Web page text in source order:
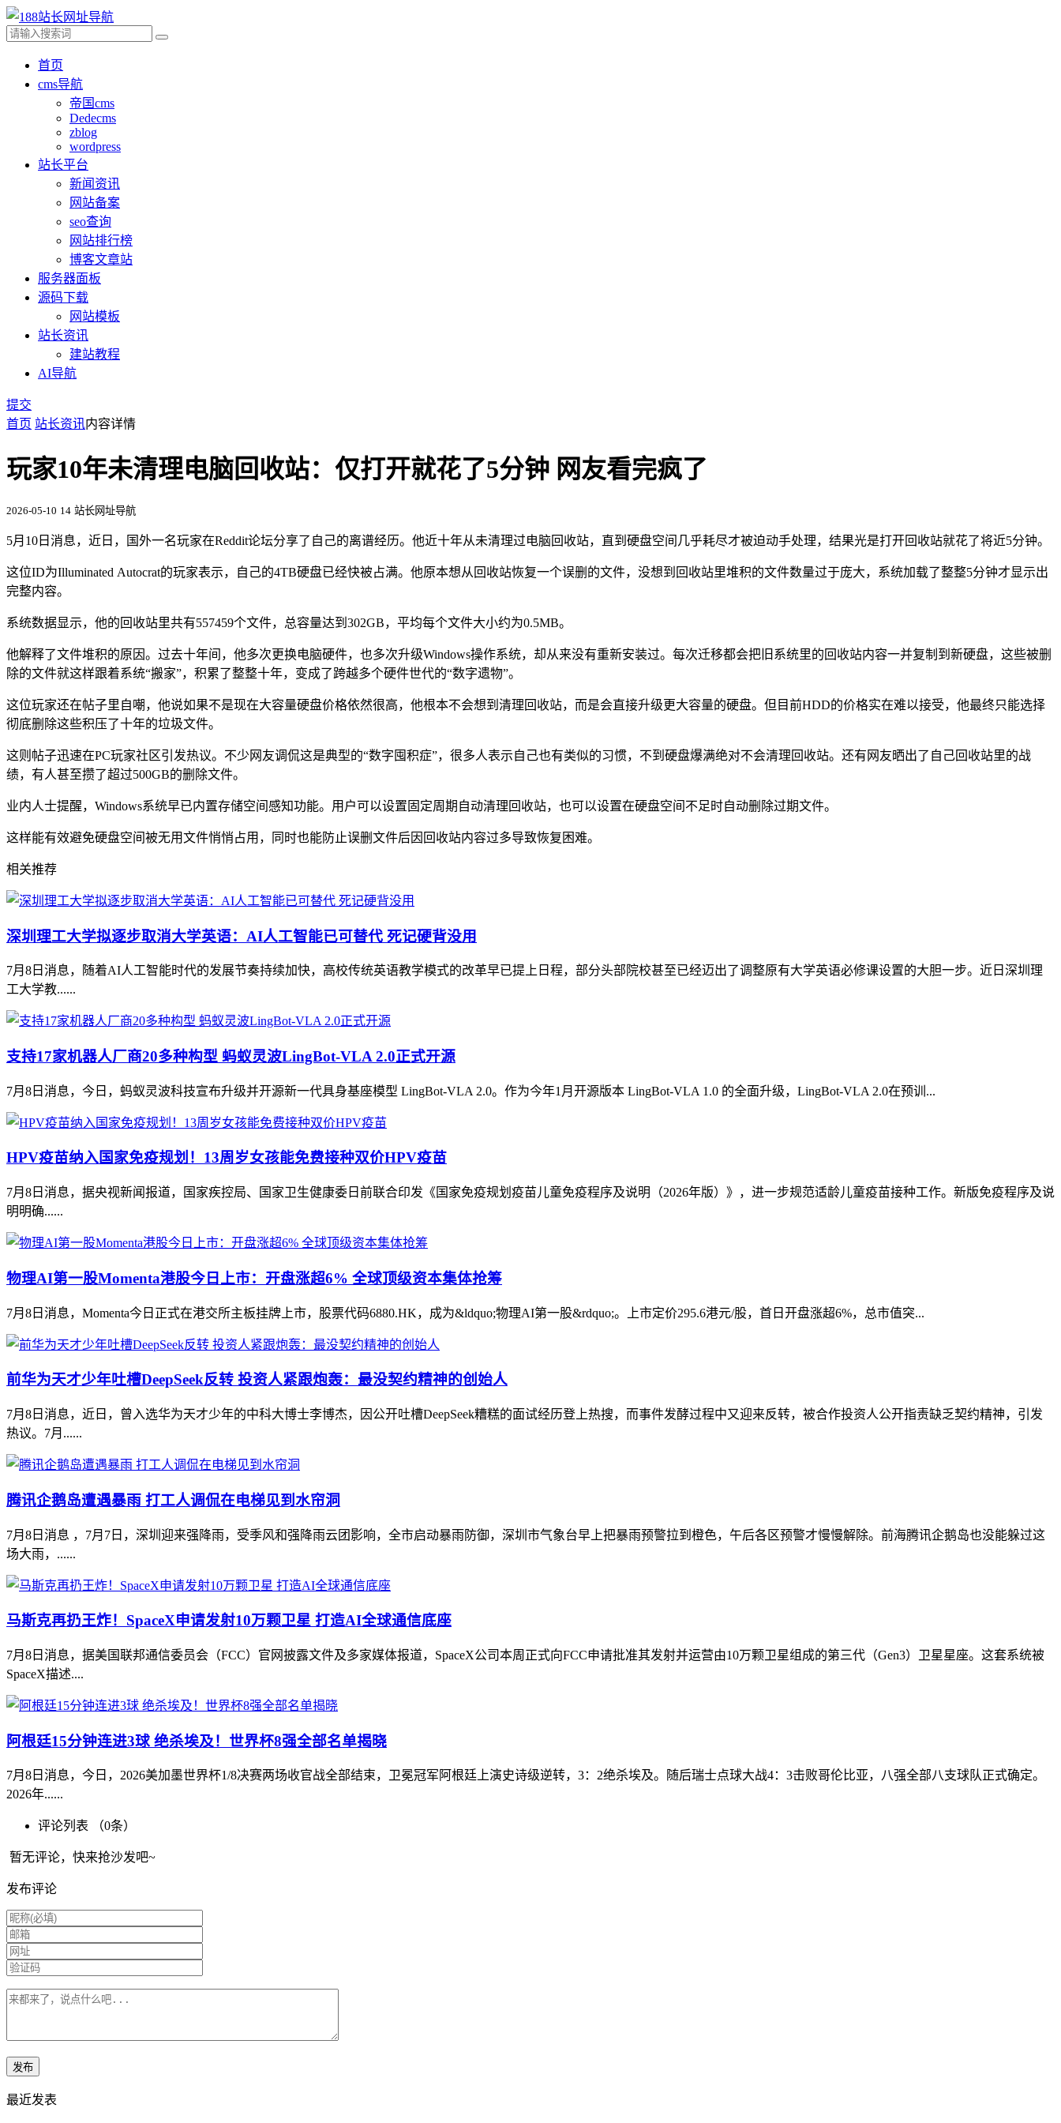
首页
cms导航
帝国cms
Dedecms
zblog
wordpress
站长平台
新闻资讯
网站备案
seo查询
网站排行榜
博客文章站
服务器面板
源码下载
网站模板
站长资讯
建站教程
AI导航
提交
首页 站长资讯内容详情
玩家10年未清理电脑回收站：仅打开就花了5分钟 网友看完疯了
2026-05-10 14 站长网址导航
5月10日消息，近日，国外一名玩家在Reddit论坛分享了自己的离谱经历。他近十年从未清理过电脑回收站，直到硬盘空间几乎耗尽才被迫动手处理，结果光是打开回收站就花了将近5分钟。
这位ID为Illuminated Autocrat的玩家表示，自己的4TB硬盘已经快被占满。他原本想从回收站恢复一个误删的文件，没想到回收站里堆积的文件数量过于庞大，系统加载了整整5分钟才显示出
完整内容。
系统数据显示，他的回收站里共有557459个文件，总容量达到302GB，平均每个文件大小约为0.5MB。
他解释了文件堆积的原因。过去十年间，他多次更换电脑硬件，也多次升级Windows操作系统，却从来没有重新安装过。每次迁移都会把旧系统里的回收站内容一并复制到新硬盘，这些被删
除的文件就这样跟着系统“搬家”，积累了整整十年，变成了跨越多个硬件世代的“数字遗物”。
这位玩家还在帖子里自嘲，他说如果不是现在大容量硬盘价格依然很高，他根本不会想到清理回收站，而是会直接升级更大容量的硬盘。但目前HDD的价格实在难以接受，他最终只能选择
彻底删除这些积压了十年的垃圾文件。
这则帖子迅速在PC玩家社区引发热议。不少网友调侃这是典型的“数字囤积症”，很多人表示自己也有类似的习惯，不到硬盘爆满绝对不会清理回收站。还有网友晒出了自己回收站里的战
绩，有人甚至攒了超过500GB的删除文件。
业内人士提醒，Windows系统早已内置存储空间感知功能。用户可以设置固定周期自动清理回收站，也可以设置在硬盘空间不足时自动删除过期文件。
这样能有效避免硬盘空间被无用文件悄悄占用，同时也能防止误删文件后因回收站内容过多导致恢复困难。
相关推荐
深圳理工大学拟逐步取消大学英语：AI人工智能已可替代 死记硬背没用
7月8日消息，随着AI人工智能时代的发展节奏持续加快，高校传统英语教学模式的改革早已提上日程，部分头部院校甚至已经迈出了调整原有大学英语必修课设置的大胆一步。近日深圳理
工大学教......
支持17家机器人厂商20多种构型 蚂蚁灵波LingBot-VLA 2.0正式开源
7月8日消息，今日，蚂蚁灵波科技宣布升级并开源新一代具身基座模型 LingBot-VLA 2.0。作为今年1月开源版本 LingBot-VLA 1.0 的全面升级，LingBot-VLA 2.0在预训...
HPV疫苗纳入国家免疫规划！13周岁女孩能免费接种双价HPV疫苗
7月8日消息，据央视新闻报道，国家疾控局、国家卫生健康委日前联合印发《国家免疫规划疫苗儿童免疫程序及说明（2026年版）》，进一步规范适龄儿童疫苗接种工作。新版免疫程序及说
明明确......
物理AI第一股Momenta港股今日上市：开盘涨超6% 全球顶级资本集体抢筹
7月8日消息，Momenta今日正式在港交所主板挂牌上市，股票代码6880.HK，成为&ldquo;物理AI第一股&rdquo;。上市定价295.6港元/股，首日开盘涨超6%，总市值突...
前华为天才少年吐槽DeepSeek反转 投资人紧跟炮轰：最没契约精神的创始人
7月8日消息，近日，曾入选华为天才少年的中科大博士李博杰，因公开吐槽DeepSeek糟糕的面试经历登上热搜，而事件发酵过程中又迎来反转，被合作投资人公开指责缺乏契约精神，引发
热议。7月......
腾讯企鹅岛遭遇暴雨 打工人调侃在电梯见到水帘洞
7月8日消息 ，7月7日，深圳迎来强降雨，受季风和强降雨云团影响，全市启动暴雨防御，深圳市气象台早上把暴雨预警拉到橙色，午后各区预警才慢慢解除。前海腾讯企鹅岛也没能躲过这
场大雨，......
马斯克再扔王炸！SpaceX申请发射10万颗卫星 打造AI全球通信底座
7月8日消息，据美国联邦通信委员会（FCC）官网披露文件及多家媒体报道，SpaceX公司本周正式向FCC申请批准其发射并运营由10万颗卫星组成的第三代（Gen3）卫星星座。这套系统被
SpaceX描述....
阿根廷15分钟连进3球 绝杀埃及！世界杯8强全部名单揭晓
7月8日消息，今日，2026美加墨世界杯1/8决赛两场收官战全部结束，卫冕冠军阿根廷上演史诗级逆转，3：2绝杀埃及。随后瑞士点球大战4：3击败哥伦比亚，八强全部八支球队正式确定。
2026年......
评论列表 （0条）
暂无评论，快来抢沙发吧~
发布评论
最近发表